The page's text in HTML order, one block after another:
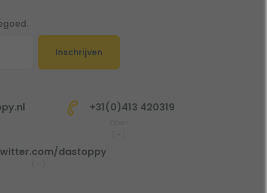
Inschrijven
+31(0)413 420319
dastoppy